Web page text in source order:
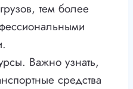
тем более
Важно узнать,
средства